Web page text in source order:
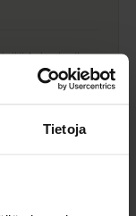
Tietoja
tai erissä